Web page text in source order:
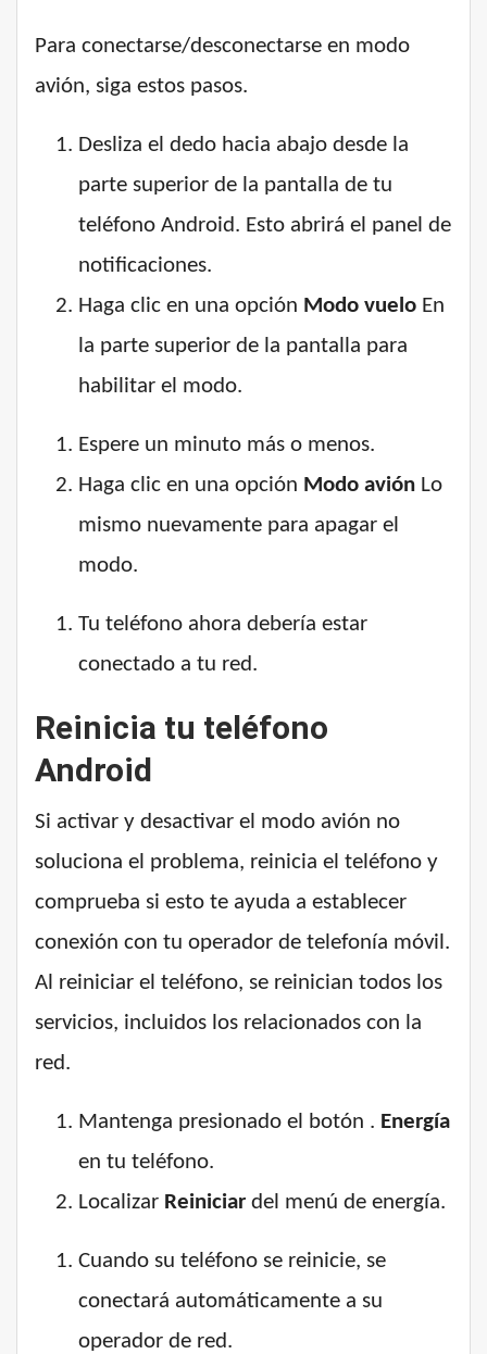
Para conectarse/desconectarse en modo
avión, siga estos pasos.
Desliza el dedo hacia abajo desde la
parte superior de la pantalla de tu
teléfono Android. Esto abrirá el panel de
notificaciones.
Haga clic en una opción Modo vuelo En
la parte superior de la pantalla para
habilitar el modo.
Espere un minuto más o menos.
Haga clic en una opción Modo avión Lo
mismo nuevamente para apagar el
modo.
Tu teléfono ahora debería estar
conectado a tu red.
Reinicia tu teléfono
Android
Si activar y desactivar el modo avión no
soluciona el problema, reinicia el teléfono y
comprueba si esto te ayuda a establecer
conexión con tu operador de telefonía móvil.
Al reiniciar el teléfono, se reinician todos los
servicios, incluidos los relacionados con la
red.
Mantenga presionado el botón . Energía
en tu teléfono.
Localizar Reiniciar del menú de energía.
Cuando su teléfono se reinicie, se
conectará automáticamente a su
operador de red.